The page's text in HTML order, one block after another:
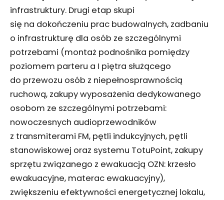
infrastruktury. Drugi etap skupi
się na dokończeniu prac budowalnych, zadbaniu
o infrastrukturę dla osób ze szczególnymi
potrzebami (montaż podnośnika pomiędzy
poziomem parteru a I piętra służącego
do przewozu osób z niepełnosprawnością
ruchową, zakupy wyposażenia dedykowanego
osobom ze szczególnymi potrzebami:
nowoczesnych audioprzewodników
z transmiterami FM, pętli indukcyjnych, pętli
stanowiskowej oraz systemu TotuPoint, zakupy
sprzętu związanego z ewakuacją OZN: krzesło
ewakuacyjne, materac ewakuacyjny),
zwiększeniu efektywności energetycznej lokalu,